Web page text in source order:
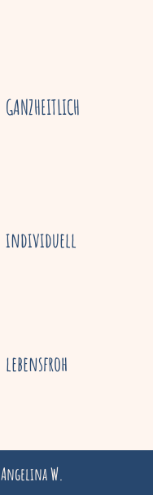
GANZHEITLICH
individuell
lebensfroh
Angelina W.